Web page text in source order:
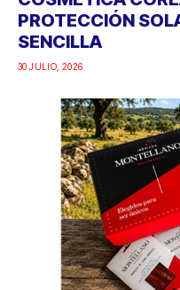
PROTECCIÓN
SENCILLA
30 JULIO, 2026